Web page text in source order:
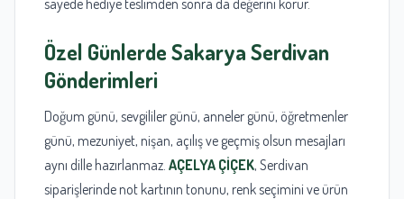
Özel GünlerdeSakarya Serdivan
Gönderimleri
Doğum günü, sevgililer günü, anneler günü, öğretmenler
günü, mezuniyet, nişan, açılış ve geçmiş olsun mesajları
aynı dille hazırlanmaz. AÇELYA ÇİÇEK, Serdivan
siparişlerinde not kartının tonunu, renk seçimini ve ürün